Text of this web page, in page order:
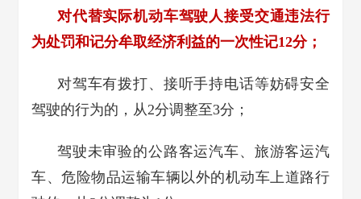
对代替实际机动车驾驶人接受交通违法行
为处罚和记分牟取经济利益的一次性记12分；
对驾车有拨打、接听手持电话等妨碍安全
驾驶的行为的，从2分调整至3分；
驾驶未审验的公路客运汽车、旅游客运汽
车、危险物品运输车辆以外的机动车上道路行